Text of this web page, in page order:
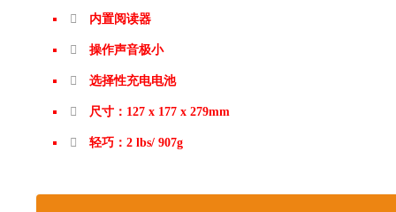
内置阅读器
操作声音极小
选择性充电电池
尺寸：127 x 177 x 279mm
轻巧：2 lbs/ 907g